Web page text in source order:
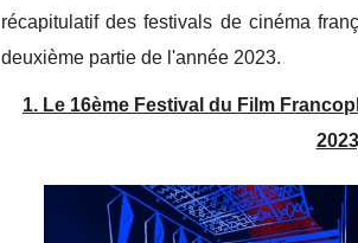
récapitulatif des festivals de cinéma
deuxième partie de l'année 2023.
1. Le 16ème Festival du Film